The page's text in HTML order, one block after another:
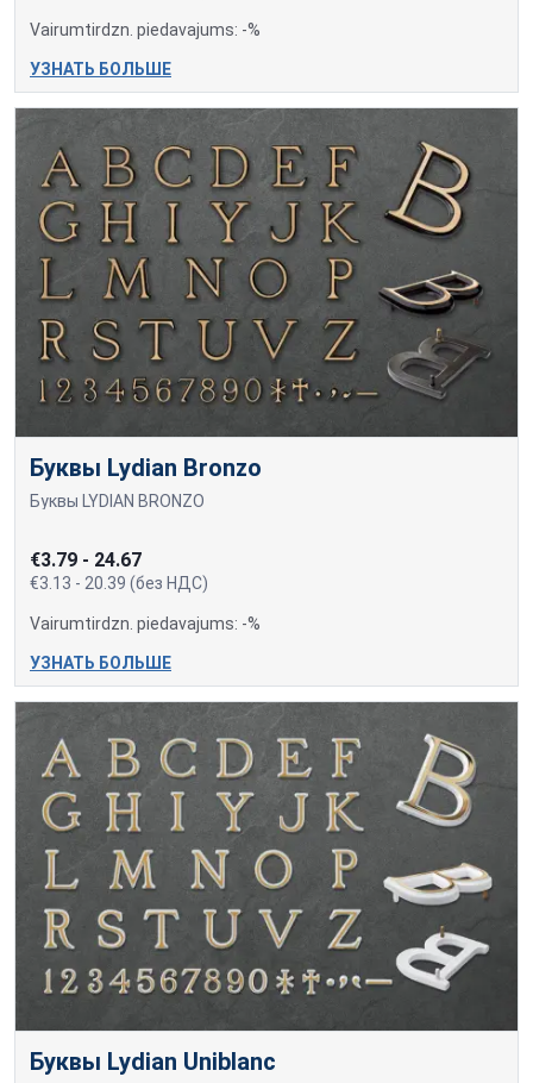
Vairumtirdzn. piedavajums: -%
УЗНАТЬ БОЛЬШЕ
Буквы Lydian Bronzo
Буквы LYDIAN BRONZO
€3.79 - 24.67
€3.13 - 20.39 (без НДС)
Vairumtirdzn. piedavajums: -%
УЗНАТЬ БОЛЬШЕ
Буквы Lydian Uniblanc